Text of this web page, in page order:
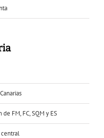
FM, FC, SQM y ES
central